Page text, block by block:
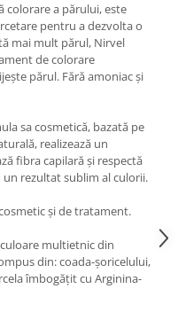
colorare a părului, este
pentru a dezvolta o
mai mult părul, Nirvel
de colorare
părul. Fără amoniac și
sa cosmetică, bazată pe
realizează un
fibra capilară și respectă
rezultat sublim al culorii.
și de tratament.
multietnic din
din: coada-șoricelului,
îmbogățit cu Arginina-